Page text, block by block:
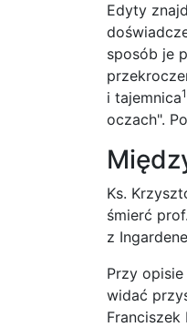
Edyty
sposób je
i tajemnica
oczach".
Ks.
śmierć
z
Przy
widać